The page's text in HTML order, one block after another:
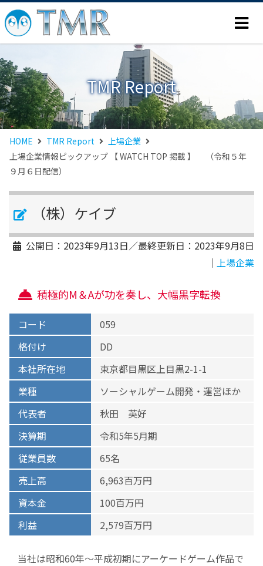
TMR Report
HOME TMR Report
上場企業
上場企業情報ピックアップ 【 WATCH TOP 掲載 】 （令和５年
９月６日配信）
（株）ケイブ
公開日： 2023年9月13日／最終更新日： 2023年9月8日
｜ 上場企業
積極的M＆Aが功を奏し、大幅黒字転換
コード
059
格付け
DD
本社所在地
東京都目黒区上目黒2-1-1
業種
ソーシャルゲーム開発・運営ほか
代表者
秋田 英好
決算期
令和5年5月期
従業員数
65名
売上高
6,963百万円
資本金
100百万円
利益
2,579百万円
当社は昭和60年～平成初期にアーケードゲーム作品で